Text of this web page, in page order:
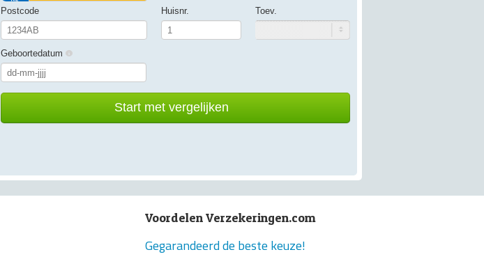
Postcode Huisnr. Toev.
Geboortedatum
Start met vergelijken
Voordelen Verzekeringen.com
Gegarandeerd de beste keuze!